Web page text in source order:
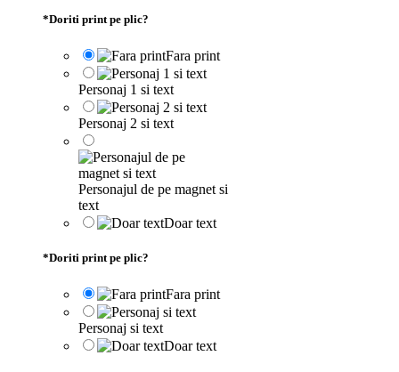
*Doriti print pe plic?
Fara print
Personaj 1 si text
Personaj 2 si text
Personajul de pe magnet si
text
Doar text
*Doriti print pe plic?
Fara print
Personaj si text
Doar text